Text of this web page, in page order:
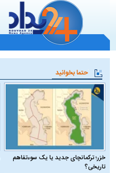
حتما بخوانید
خزر؛ ترکمانچای جدید یا یک سوءتفاهم
تاریخی؟